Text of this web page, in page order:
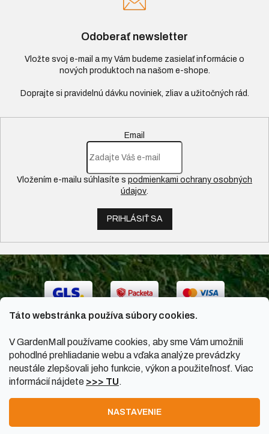
Táto webstránka používa súbory cookies.
V GardenMall používame cookies, aby sme Vám umožnili
pohodlné prehliadanie webu a vďaka analýze prevádzky
neustále zlepšovali jeho funkcie, výkon a použiteľnosť. Viac
informácií nájdete >>> TU.
NASTAVENIE
Odoberať newsletter
Vložte svoj e-mail a my Vám budeme zasielať informácie o
nových produktoch na našom e-shope.
Email
Vložením e-mailu súhlasíte s podmienkami ochrany osobných
údajov
PRIHLÁSIŤ SA